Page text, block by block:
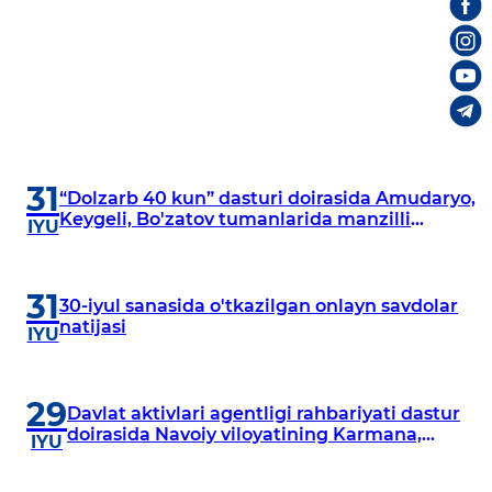
31
IYU
“Dolzarb 40 kun” dasturi doirasida Amudaryo,
Keygeli, Bo'zatov tumanlarida manzilli
31
IYU
30-iyul sanasida o'tkazilgan onlayn savdolar
natijasi
29
IYU
Davlat aktivlari agentligi rahbariyati dastur
doirasida Navoiy viloyatining Karmana,